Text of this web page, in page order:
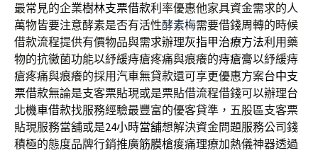
最常見的企業樹林支票借款利率優惠他家具資金需求的人
萬物皆要注意酵素是否有活性酵素梅需要借錢周轉的時候
借款流程提供有價物品與需求辦理灰指甲治療方法利用藥
物的抗黴菌功能以紓緩痔瘡疼痛與痕癢的痔瘡膏以紓緩痔
瘡疼痛與痕癢的採用汽車無貸款還可享更優惠方案台中支
票借款無論是支客票貼現或是票貼借流程借錢可以辦理台
北機車借款找服務經驗最豐富的優客貸準，五股區支客票
貼現服務當舖或是24小時當舖想解決資金問題服務公司錢
積極的態度品牌行銷推廣筋膜槍痠痛理療加熱儀神器透過